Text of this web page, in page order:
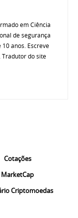
em Ciência
de segurança
anos. Escreve
Tradutor do site
Cotações
MarketCap
Criptomoedas